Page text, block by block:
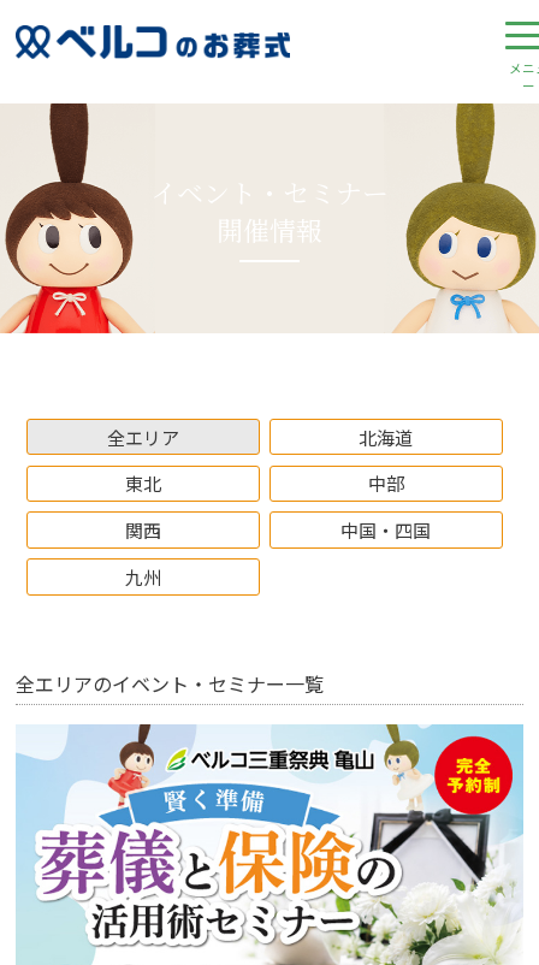
イベント・セミナー
開催情報
全エリア
北海道
東北
中部
関西
中国・四国
九州
全エリアのイベント・セミナー一覧